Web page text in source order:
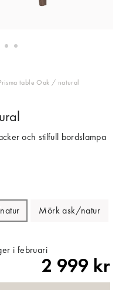
table Oak / natural
och stilfull bordslampa
Mörk ask/natur
i februari
2 999 kr